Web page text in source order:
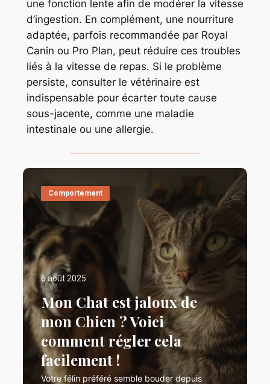
une fonction lente afin de modérer la vitesse
d’ingestion. En complément, une nourriture
adaptée, parfois recommandée par Royal
Canin ou Pro Plan, peut réduire ces troubles
liés à la vitesse de repas. Si le problème
persiste, consulter le vétérinaire est
indispensable pour écarter toute cause
sous-jacente, comme une maladie
intestinale ou une allergie.
Comportement
6 août 2025
Mon Chat est jaloux de
mon Chien ? Voici
comment régler cela
facilement !
Votre félin préféré semble bouder depuis